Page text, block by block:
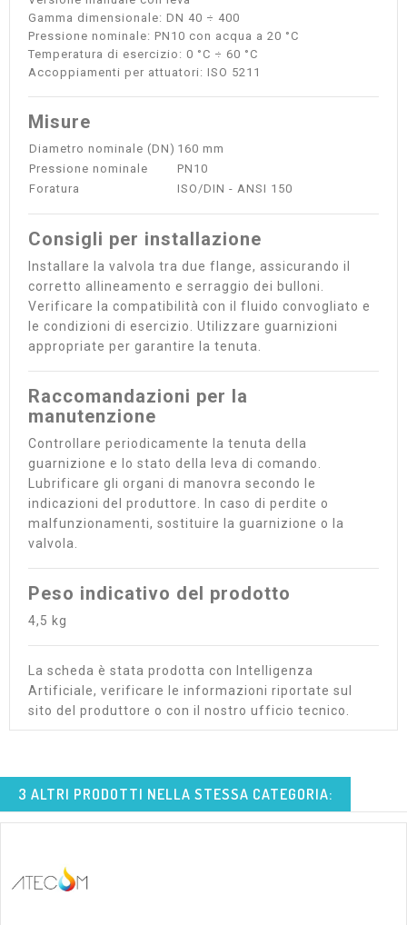
Gamma dimensionale: DN 40 ÷ 400
Pressione nominale: PN10 con acqua a 20 °C
Temperatura di esercizio: 0 °C ÷ 60 °C
Accoppiamenti per attuatori: ISO 5211
Misure
Diametro nominale (DN) 160 mm
Pressione nominale
PN10
Foratura
ISO/DIN - ANSI 150
Consigli per installazione
Installare la valvola tra due flange, assicurando il
corretto allineamento e serraggio dei bulloni.
Verificare la compatibilità con il fluido convogliato e
le condizioni di esercizio. Utilizzare guarnizioni
appropriate per garantire la tenuta.
Raccomandazioni per la
manutenzione
Controllare periodicamente la tenuta della
guarnizione e lo stato della leva di comando.
Lubrificare gli organi di manovra secondo le
indicazioni del produttore. In caso di perdite o
malfunzionamenti, sostituire la guarnizione o la
valvola.
Peso indicativo del prodotto
4,5 kg
La scheda è stata prodotta con Intelligenza
Artificiale, verificare le informazioni riportate sul
sito del produttore o con il nostro ufficio tecnico.
3 ALTRI PRODOTTI NELLA STESSA CATEGORIA: